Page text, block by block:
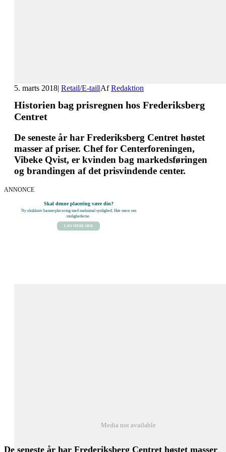
5. marts 2018| Retail/E-tail|AfRedaktion
Historien bag prisregnen hos Frederiksberg
Centret
De seneste år har Frederiksberg Centret høstet
masser af priser. Chef for Centerforeningen,
Vibeke Qvist, er kvinden bag markedsføringen
og brandingen af det prisvindende center.
ANNONCE
Skal denne placering være din?
Ny eksklusiv bannerplacering med maksimal synlighed. Hør mere om
mulighederne.
LÆS MERE HER
Media not available
De seneste år har Frederiksberg Centret høstet masser